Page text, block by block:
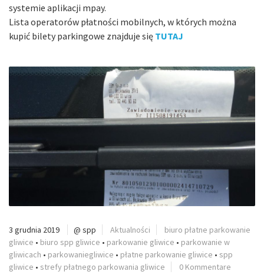
systemie aplikacji mpay.
Lista operatorów płatności mobilnych, w których można
kupić bilety parkingowe znajduje się TUTAJ
3 grudnia 2019 @ spp Aktualności
biuro płatne parkowanie
gliwice • biuro spp gliwice • parkowanie gliwice • parkowanie w
gliwicach • parkowaniegliwice • płatne parkowanie gliwice • spp
gliwice • strefy płatnego parkowania gliwice 0 Kommentare